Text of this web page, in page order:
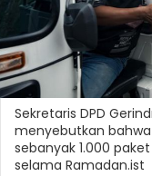
Sekretaris DPD
menyebutkan
sebanyak 1.000
selama Ramadan.ist